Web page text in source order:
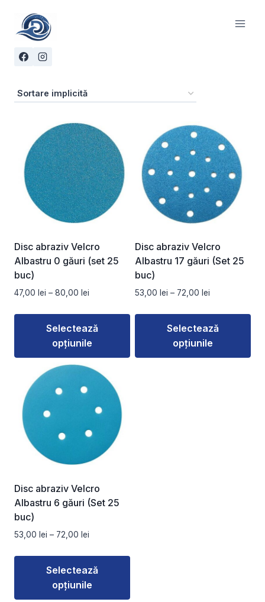
content
Disc abraziv Velcro
Albastru 0 găuri (set 25
buc)
47,00 lei – 80,00 lei
prețuri:
47,00 lei
până
80,00 lei
Selectează
opțiunile
produs
are
mai
multe
variații.
Opțiunile
fi
alese
în
produsului.
Disc abraziv Velcro
Albastru 17 găuri (Set 25
buc)
53,00 lei – 72,00 lei
prețuri:
53,00 lei
până
Selectează
opțiunile
Disc abraziv Velcro
Albastru 6 găuri (Set 25
buc)
53,00 lei – 72,00 lei
prețuri:
53,00 lei
până
Selectează
opțiunile